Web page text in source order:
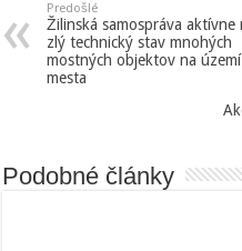
Predošlé
Žilinská samospráva aktívne
zlý technický stav mnohých
mostných objektov na území
mesta
Podobné články